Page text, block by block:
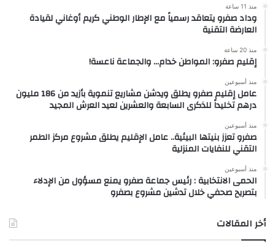
منذ 11 ساعة
وداد صفرو يتعاقد رسمياً مع الإطار الوطني كريم أوغاني لقيادة
العارضة التقنية
منذ 20 ساعة
إقليم صفرو: المواطن خدام… والجماعة ناعسة!
منذ أسبوعين
عامل إقليم صفرو يطلق ويدشن مشاريع تنموية بأزيد من 186 مليون
درهم تخليداً للذكرى السابعة والعشرين لعيد العرش المجيد
منذ أسبوعين
صفرو تعزز بنيتها البيئية.. عامل الإقليم يطلق مشروع مركز الطمر
التقني للنفايات المنزلية
منذ أسبوعين
الحمى الانتخابية : رئيس جماعة صفرو يمنع مسؤول من الإدلاء
بتصريح صحفي خلال تدشين مشروع بصفرو
أخر المقالات